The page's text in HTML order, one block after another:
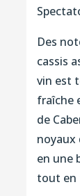
Des
cassis
vin est
fraîche
de
noyaux
en une
tout en